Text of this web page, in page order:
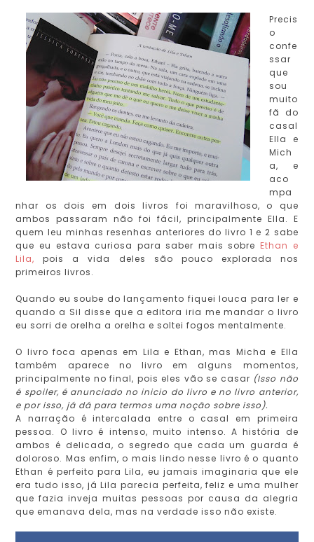
Precis
o
confe
ssar
que
sou
muito
fã do
casal
Ella e
Mich
a, e
aco
mpa
nhar os dois em dois livros foi maravilhoso, o que
ambos passaram não foi fácil, principalmente Ella. E
quem leu minhas resenhas anteriores do livro 1 e 2 sabe
que eu estava curiosa para saber mais sobre Ethan e
Lila, pois a vida deles são pouco explorada nos
primeiros livros.
Quando eu soube do lançamento fiquei louca para ler e
quando a Sil disse que a editora iria me mandar o livro
eu sorri de orelha a orelha e soltei fogos mentalmente.
O livro foca apenas em Lila e Ethan, mas Micha e Ella
também aparece no livro em alguns momentos,
principalmente no final, pois eles vão se casar (Isso não
é spoiler, é anunciado no inicio do livro e no livro anterior,
e por isso, já dá para termos uma noção sobre isso).
A narração é intercalada entre o casal em primeira
pessoa. O livro é intenso, muito intenso. A história de
ambos é delicada, o segredo que cada um guarda é
doloroso. Mas enfim, o mais lindo nesse livro é o quanto
Ethan é perfeito para Lila, eu jamais imaginaria que ele
era tudo isso, já Lila parecia perfeita, feliz e uma mulher
que fazia inveja muitas pessoas por causa da alegria
que emanava dela, mas na verdade isso não existe.